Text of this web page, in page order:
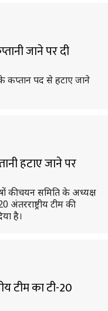
जाने पर दी
के कप्तान पद से हटाए जाने
हटाए जाने पर
की चयन समिति के अध्यक्ष
टीम की
है।
टीम का टी-20